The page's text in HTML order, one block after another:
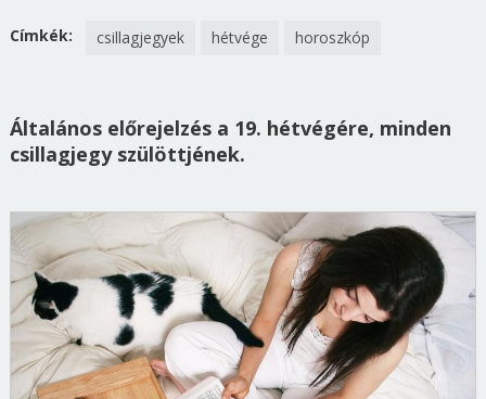
Címkék: csillagjegyek hétvége horoszkóp
Általános előrejelzés a 19. hétvégére, minden
csillagjegy szülöttjének.